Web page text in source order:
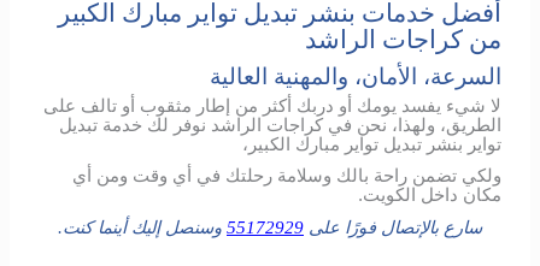
أفضل خدمات بنشر تبديل تواير مبارك الكبير
من كراجات الراشد
السرعة، الأمان، والمهنية العالية
لا شيء يفسد يومك أو دربك أكثر من إطار مثقوب أو تالف على
الطريق، ولهذا، نحن في كراجات الراشد نوفر لك خدمة تبديل
تواير بنشر تبديل تواير مبارك الكبير،
ولكي تضمن راحة بالك وسلامة رحلتك في أي وقت ومن أي
مكان داخل الكويت.
سارع بالإتصال فورًا على 55172929 وسنصل إليك أينما كنت.